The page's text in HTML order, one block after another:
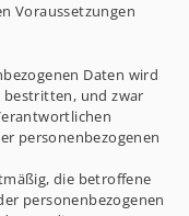
Voraussetzungen
Daten wird
und zwar
personenbezogenen
die betroffene
personenbezogenen